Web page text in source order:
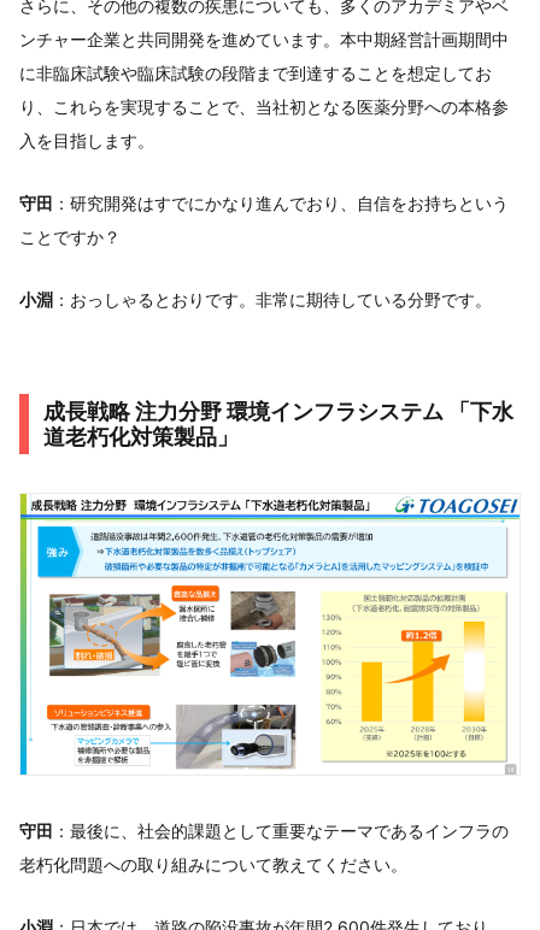
さらに、その他の複数の疾患についても、多くのアカデミアやベ
ンチャー企業と共同開発を進めています。本中期経営計画期間中
に非臨床試験や臨床試験の段階まで到達することを想定してお
り、これらを実現することで、当社初となる医薬分野への本格参
入を目指します。
守田 ：研究開発はすでにかなり進んでおり、自信をお持ちという
ことですか？
小淵 ：おっしゃるとおりです。非常に期待している分野です。
成長戦略 注力分野 環境インフラシステム 「下水
道老朽化対策製品」
守田 ：最後に、社会的課題として重要なテーマであるインフラの
老朽化問題への取り組みについて教えてください。